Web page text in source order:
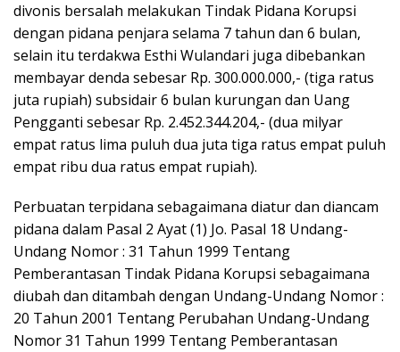
divonis bersalah melakukan Tindak Pidana Korupsi
dengan pidana penjara selama 7 tahun dan 6 bulan,
selain itu terdakwa Esthi Wulandari juga dibebankan
membayar denda sebesar Rp. 300.000.000,- (tiga ratus
juta rupiah) subsidair 6 bulan kurungan dan Uang
Pengganti sebesar Rp. 2.452.344.204,- (dua milyar
empat ratus lima puluh dua juta tiga ratus empat puluh
empat ribu dua ratus empat rupiah).
Perbuatan terpidana sebagaimana diatur dan diancam
pidana dalam Pasal 2 Ayat (1) Jo. Pasal 18 Undang-
Undang Nomor : 31 Tahun 1999 Tentang
Pemberantasan Tindak Pidana Korupsi sebagaimana
diubah dan ditambah dengan Undang-Undang Nomor :
20 Tahun 2001 Tentang Perubahan Undang-Undang
Nomor 31 Tahun 1999 Tentang Pemberantasan